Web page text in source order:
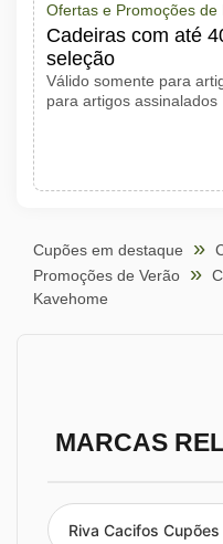
Ofertas e Promoções de
Cadeiras com até
seleção
Válido somente para
para artigos assinalados
Cupões em destaque
Promoções de Verão
Kavehome
MARCAS
Riva Cacifos